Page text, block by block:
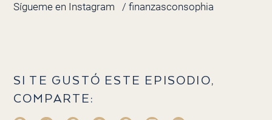
Sígueme en Instagram / finanzasconsophia
SI TE GUSTÓ ESTE EPISODIO,
COMPARTE: